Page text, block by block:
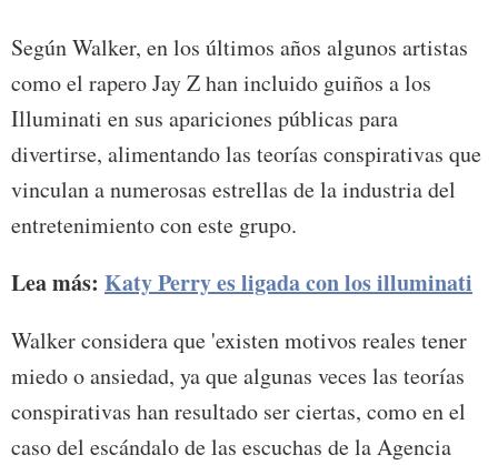
Según Walker, en los últimos años algunos artistas
como el rapero Jay Z han incluido guiños a los
Illuminati en sus apariciones públicas para
divertirse, alimentando las teorías conspirativas que
vinculan a numerosas estrellas de la industria del
entretenimiento con este grupo.
Lea más: Katy Perry es ligada con los illuminati
Walker considera que 'existen motivos reales tener
miedo o ansiedad, ya que algunas veces las teorías
conspirativas han resultado ser ciertas, como en el
caso del escándalo de las escuchas de la Agencia